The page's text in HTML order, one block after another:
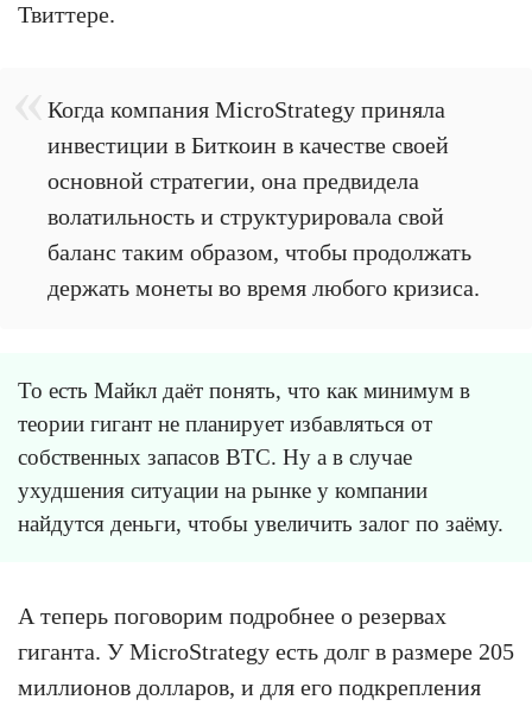
Твиттере.
Когда компания MicroStrategy приняла
инвестиции в Биткоин в качестве своей
основной стратегии, она предвидела
волатильность и структурировала свой
баланс таким образом, чтобы продолжать
держать монеты во время любого кризиса.
То есть Майкл даёт понять, что как минимум в
теории гигант не планирует избавляться от
собственных запасов BTC. Ну а в случае
ухудшения ситуации на рынке у компании
найдутся деньги, чтобы увеличить залог по заёму.
А теперь поговорим подробнее о резервах
гиганта. У MicroStrategy есть долг в размере 205
миллионов долларов, и для его подкрепления